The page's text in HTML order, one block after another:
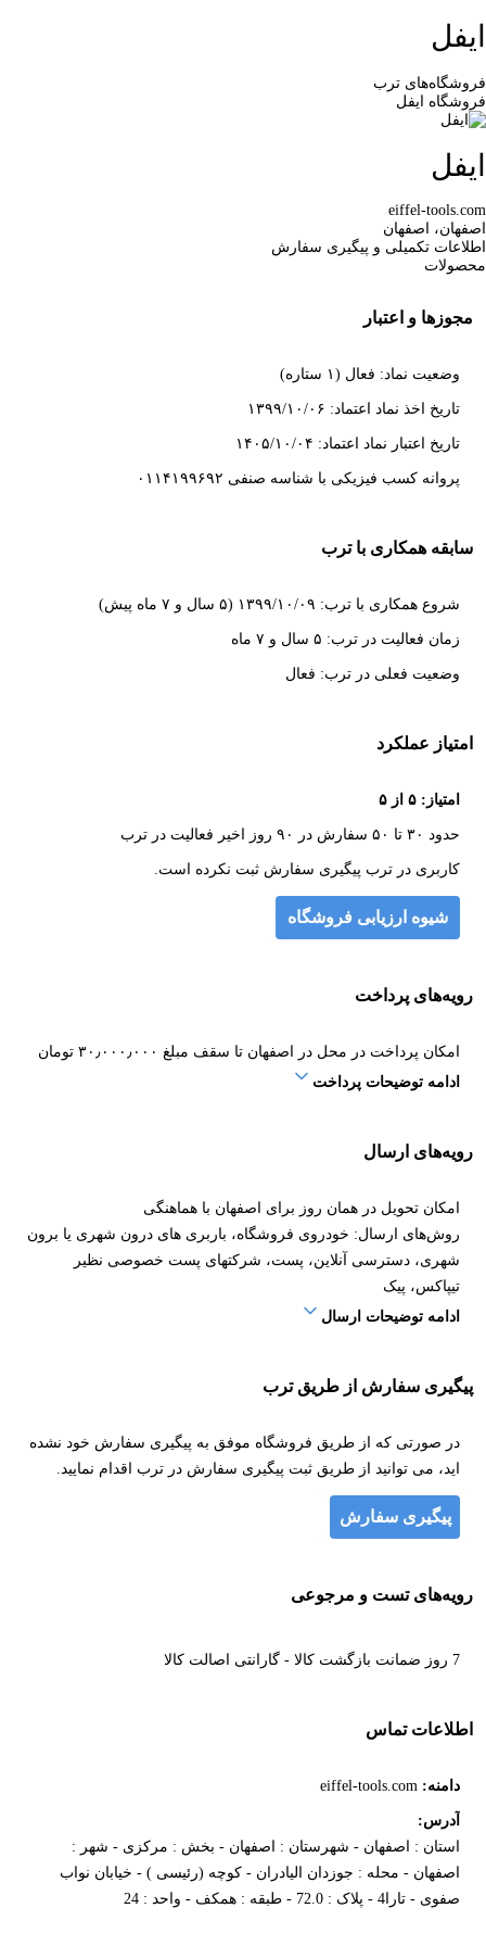
ایفل
فروشگاه‌های ترب
فروشگاه ایفل
ایفل
eiffel-tools.com
اصفهان، اصفهان
اطلاعات تکمیلی و پیگیری سفارش
محصولات
مجوزها و اعتبار
وضعیت نماد: فعال (۱ ستاره)
تاریخ اخذ نماد اعتماد: ۱۳۹۹/۱۰/۰۶
تاریخ اعتبار نماد اعتماد: ۱۴۰۵/۱۰/۰۴
پروانه کسب فیزیکی با شناسه صنفی ۰۱۱۴۱۹۹۶۹۲
سابقه همکاری با ترب
شروع همکاری با ترب: ۱۳۹۹/۱۰/۰۹ (۵ سال و ۷ ماه پیش)
زمان فعالیت در ترب: ۵ سال و ۷ ماه
وضعیت فعلی در ترب: فعال
امتیاز عملکرد
امتیاز: ۵ از ۵
حدود ۳۰ تا ۵۰ سفارش در ۹۰ روز اخیر فعالیت در ترب
کاربری در ترب پیگیری سفارش ثبت نکرده است.
شیوه ارزیابی فروشگاه
رویه‌های پرداخت
امکان پرداخت در محل در اصفهان تا سقف مبلغ ۳۰٫۰۰۰٫۰۰۰ تومان
ادامه توضیحات پرداخت
رویه‌های ارسال
امکان تحویل در همان روز برای اصفهان با هماهنگی
روش‌های ارسال: خودروی فروشگاه، باربری های درون شهری یا برون
شهری، دسترسی آنلاین، پست، شرکتهای پست خصوصی نظیر
تیپاکس، پیک
ادامه توضیحات ارسال
پیگیری سفارش از طریق ترب
در صورتی که از طریق فروشگاه موفق به پیگیری سفارش خود نشده
اید، می توانید از طریق ثبت پیگیری سفارش در ترب اقدام نمایید.
پیگیری سفارش
رویه‌های تست و مرجوعی
7 روز ضمانت بازگشت کالا - گارانتی اصالت کالا
اطلاعات تماس
دامنه: eiffel-tools.com
آدرس:
استان : اصفهان - شهرستان : اصفهان - بخش : مرکزی - شهر :
اصفهان - محله : جوزدان الیادران - کوچه (رئیسی ) - خیابان نواب
صفوی - تارا4 - پلاک : 72.0 - طبقه : همکف - واحد : 24